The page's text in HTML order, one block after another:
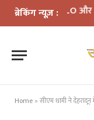
ब्रेकिंग न्यूज़ :
और फील्ड स्टाफ को
Home » सीएम धामी ने देहरादून